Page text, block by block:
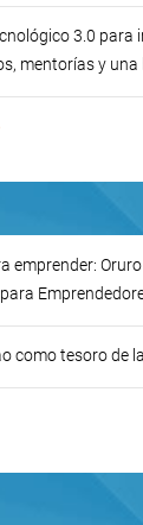
3.0
mentorías y una
emprender:
como tesoro de